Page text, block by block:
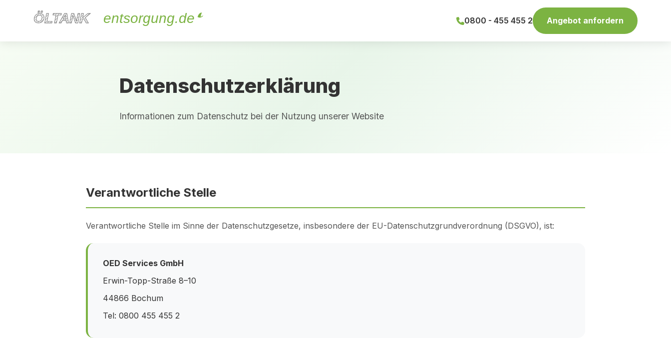
ÖLTANK
ÖLTANK entsorgung.de 0800 - 455 455 2 Angebot anfordern
Datenschutzerklärung
Informationen zum Datenschutz bei der Nutzung unserer Website
Verantwortliche Stelle
Verantwortliche Stelle im Sinne der Datenschutzgesetze, insbesondere der EU-Datenschutzgrundverordnung (DSGVO), ist:
OED Services GmbH
Erwin-Topp-Straße 8–10
44866 Bochum
Tel: 0800 455 455 2